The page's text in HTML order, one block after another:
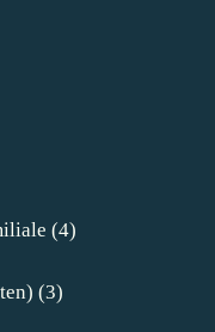
(4)
(3)